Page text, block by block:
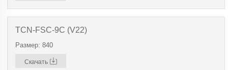
TCN-FSC-9C (V22)
Размер: 840
Скачать